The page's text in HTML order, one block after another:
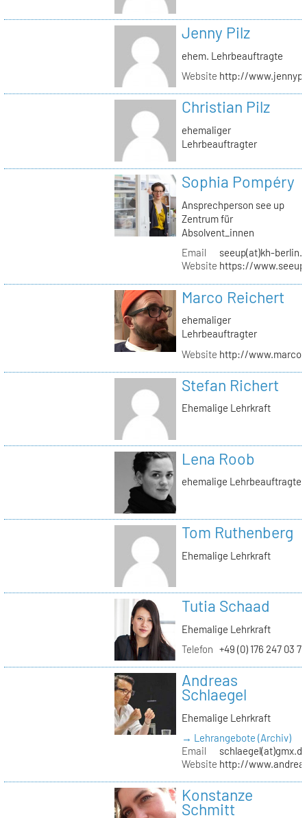
Jenny Pilz
ehem. Lehrbeauftragte
Website http://
Christian Pilz
ehemaliger
Lehrbeauftragter
Sophia Pompéry
Ansprechperson see up
Zentrum für
Absolvent_innen
Email
seeup(at)kh-
Website https://
Marco Reichert
ehemaliger
Lehrbeauftragter
Website http://
Stefan Richert
Ehemalige Lehrkraft
Lena Roob
ehemalige Lehrbeauftragte
Tom Ruthenberg
Ehemalige Lehrkraft
Tutia Schaad
Ehemalige Lehrkraft
Telefon +49 (0) 176 247 03 7
Andreas
Schlaegel
Ehemalige Lehrkraft
→ Lehrangebote (Archiv)
Email
Website http://
Konstanze
Schmitt